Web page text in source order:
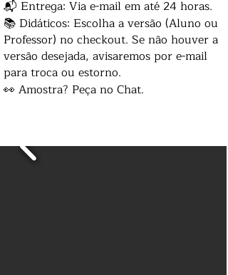
📬 Entrega: Via e-mail em até 24 horas.
📚 Didáticos: Escolha a versão (Aluno ou
Professor) no checkout. Se não houver a
versão desejada, avisaremos por e-mail
para troca ou estorno.
👀 Amostra? Peça no Chat.